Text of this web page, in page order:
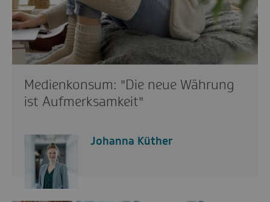
Medienkonsum: "Die neue Währung
ist Aufmerksamkeit"
Johanna Küther